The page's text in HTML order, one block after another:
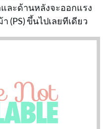
ละด้านหลังจะออกแรง
(PS) ขึ้นไปเลยทีเดียว